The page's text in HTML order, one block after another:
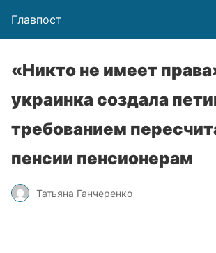
Главпост
«Никто не имеет
украинка создала
требованием
пенсии пенсионерам
Татьяна Ганчеренко